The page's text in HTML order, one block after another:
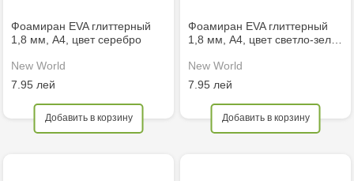
Фоамиран EVA глиттерный
1,8 мм, A4, цвет серебро
New World
7.95 лей
Добавить в корзину
Фоамиран EVA глиттерный
1,8 мм, A4, цвет светло-зел…
New World
7.95 лей
Добавить в корзину